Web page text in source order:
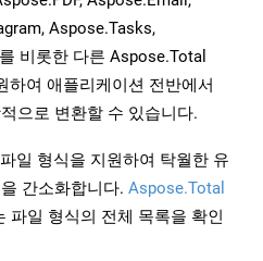
Aspose.Tasks,
비롯한 다른 Aspose.Total
하여 애플리케이션 전반에서
으로 변환할 수 있습니다.
일 형식을 지원하여 탁월한 유
간소화합니다. Aspose.Total
파일 형식의 전체 목록을 확인